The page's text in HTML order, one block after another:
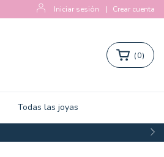
Iniciar sesión | Crear cuenta
(0)
Todas las joyas